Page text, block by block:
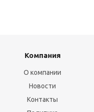
Компания
О компании
Новости
Контакты